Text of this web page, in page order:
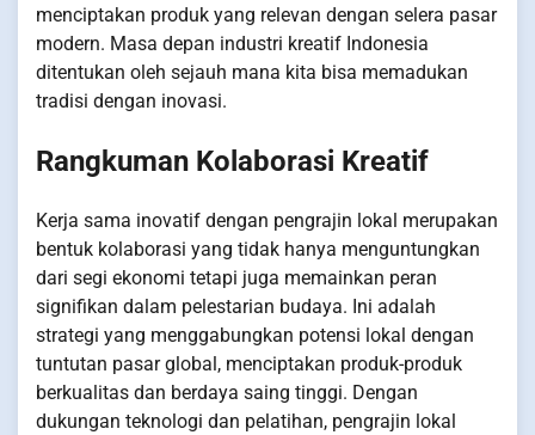
menciptakan produk yang relevan dengan selera pasar
modern. Masa depan industri kreatif Indonesia
ditentukan oleh sejauh mana kita bisa memadukan
tradisi dengan inovasi.
Rangkuman Kolaborasi Kreatif
Kerja sama inovatif dengan pengrajin lokal merupakan
bentuk kolaborasi yang tidak hanya menguntungkan
dari segi ekonomi tetapi juga memainkan peran
signifikan dalam pelestarian budaya. Ini adalah
strategi yang menggabungkan potensi lokal dengan
tuntutan pasar global, menciptakan produk-produk
berkualitas dan berdaya saing tinggi. Dengan
dukungan teknologi dan pelatihan, pengrajin lokal